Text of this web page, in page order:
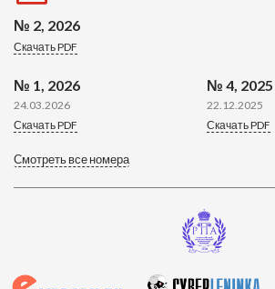
№ 2, 2026
Скачать PDF
№ 1, 2026
24.03.2026
Скачать PDF
№ 4, 2025
22.12.2025
Скачать PDF
Смотреть все номера